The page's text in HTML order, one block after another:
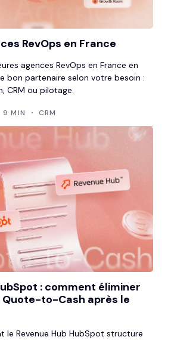
RevOps en France
agences RevOps en France en
bon partenaire selon votre besoin :
CRM ou pilotage.
9 MIN CRM
: comment éliminer
to-Cash après le
le Revenue Hub HubSpot structure